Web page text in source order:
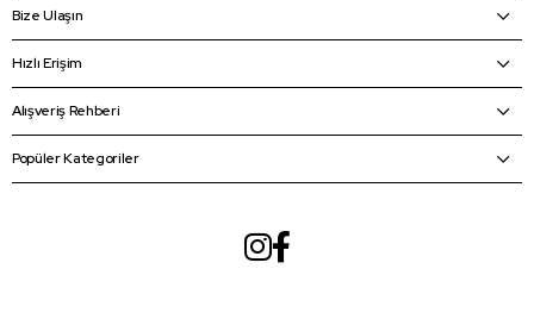
Bize Ulaşın
Hızlı Erişim
Alışveriş Rehberi
Popüler Kategoriler